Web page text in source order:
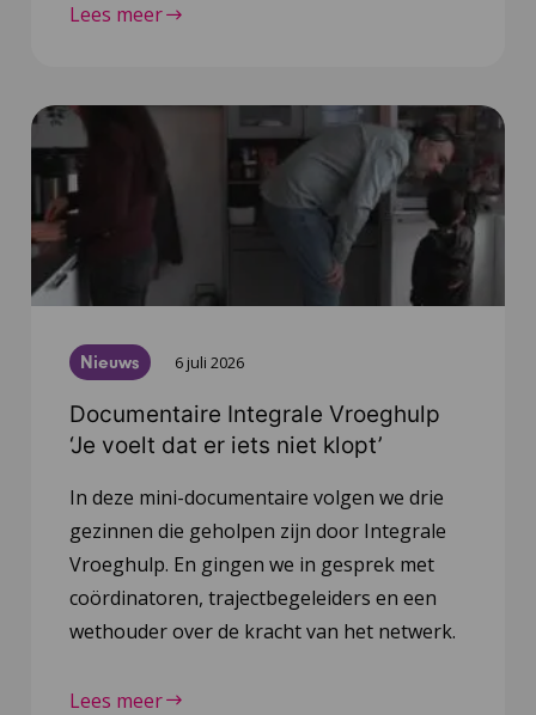
Lees meer
Nieuws 6 juli 2026
Documentaire Integrale Vroeghulp
‘Je voelt dat er iets niet klopt’
In deze mini-documentaire volgen we drie
gezinnen die geholpen zijn door Integrale
Vroeghulp. En gingen we in gesprek met
coördinatoren, trajectbegeleiders en een
wethouder over de kracht van het netwerk.
Lees meer